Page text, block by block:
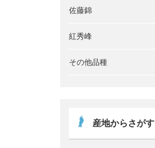
佐藤錦
紅秀峰
その他品種
産地からさがす